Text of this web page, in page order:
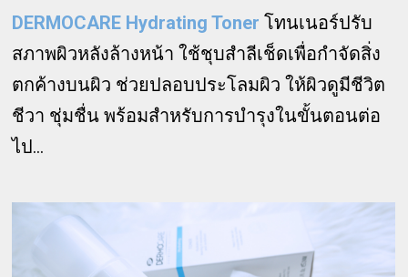
DERMOCARE Hydrating Tonerโทนเนอร์ปรับ
สภาพผิวหลังล้างหน้า ใช้ชุบสำลีเช็ดเพื่อกำจัดสิ่ง
ตกค้างบนผิว ช่วยปลอบประโลมผิว ให้ผิวดูมีชีวิต
ชีวา ชุ่มชื่น พร้อมสำหรับการบำรุงในขั้นตอนต่อ
ไป...